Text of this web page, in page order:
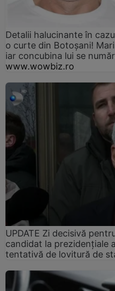
Detalii halucinante în
o curte din Botoșani!
iar concubina lui se
www.wowbiz.ro
UPDATE Zi decisivă
candidat la prezidențiale
tentativă de lovitură de